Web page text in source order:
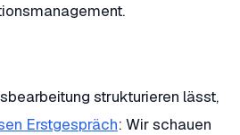
strukturieren lässt,
Erstgespräch: Wir schauen